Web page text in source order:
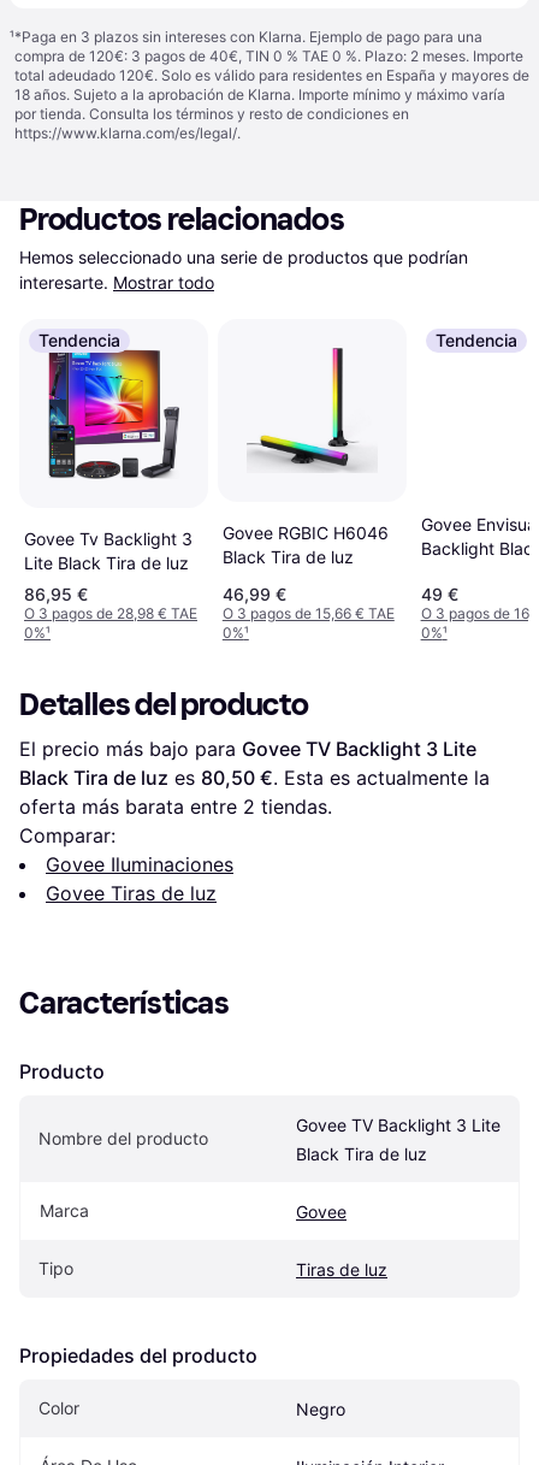
¹*Paga en 3 plazos sin intereses con Klarna. Ejemplo de pago para una
compra de 120€: 3 pagos de 40€, TIN 0 % TAE 0 %. Plazo: 2 meses. Importe
total adeudado 120€. Solo es válido para residentes en España y mayores de
18 años. Sujeto a la aprobación de Klarna. Importe mínimo y máximo varía
por tienda. Consulta los términos y resto de condiciones en
https://www.klarna.com/es/legal/.
Productos relacionados
Hemos seleccionado una serie de productos que podrían
interesarte. Mostrar todo
Tendencia
Govee Tv Backlight 3
Lite Black Tira de luz
86,95 €
O 3 pagos de 28,98 € TAE
0%¹
Govee RGBIC H6046
Black Tira de luz
46,99 €
O 3 pagos de 15,66 € TAE
0%¹
Tendencia
Govee
Backlight
49 €
O 3 pagos de
0%¹
Detalles del producto
El precio más bajo para Govee TV Backlight 3 Lite
Black Tira de luz es 80,50 €. Esta es actualmente la
oferta más barata entre 2 tiendas.
Comparar:
Govee Iluminaciones
Govee Tiras de luz
Características
Producto
Nombre del producto
Govee TV Backlight 3 Lite
Black Tira de luz
Marca Govee
Tipo Tiras de luz
Propiedades del producto
Color Negro